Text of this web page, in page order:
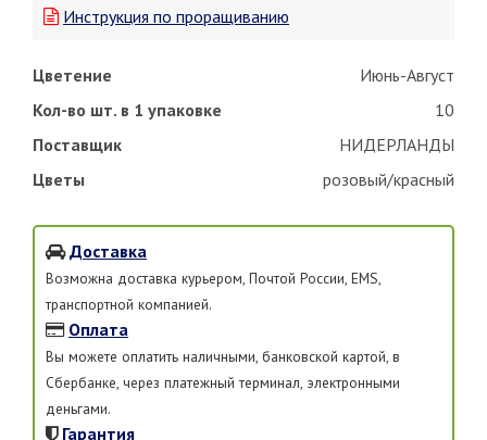
Инструкция по проращиванию
Цветение
Июнь-Август
Кол-во шт. в 1 упаковке
10
Поставщик
НИДЕРЛАНДЫ
Цветы
розовый/красный
Доставка
Возможна доставка курьером, Почтой России, EMS,
транспортной компанией.
Оплата
Вы можете оплатить наличными, банковской картой, в
Сбербанке, через платежный терминал, электронными
деньгами.
Гарантия